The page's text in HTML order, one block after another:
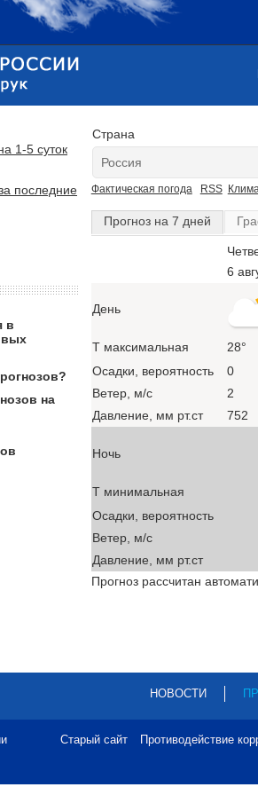
Страна
Фактическая погода RSS
Прогноз на 7 дней
6
День
T максимальная 28°
Осадки, вероятность
0
Ветер, м/с
2
Давление, мм рт.ст
752
Ночь
T минимальная
Осадки, вероятность
Ветер, м/с
Давление, мм рт.ст
Прогноз рассчитан
1-5 суток
последние
в
на
НОВОСТИ
Старый сайт Противодействие